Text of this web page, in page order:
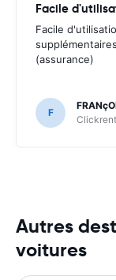
Facile
(assurance)
F
Autres
voitures